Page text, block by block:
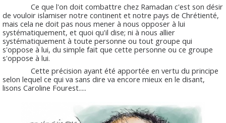
Ce que l'on doit combattre chez Ramadan c'est son désir
de vouloir islamiser notre continent et notre pays de Chrétienté,
mais cela ne doit pas nous mener à nous opposer à lui
systématiquement, et quoi qu'il dise; ni à nous allier
systématiquement à toute personne ou tout groupe qui
s'oppose à lui, du simple fait que cette personne ou ce groupe
s'oppose à lui.
Cette précision ayant été apportée en vertu du principe
selon lequel ce qui va sans dire va encore mieux en le disant,
lisons Caroline Fourest.....